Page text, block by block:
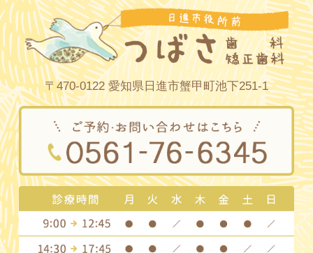
〒470-0122 愛知県日進市蟹甲町池下251-1